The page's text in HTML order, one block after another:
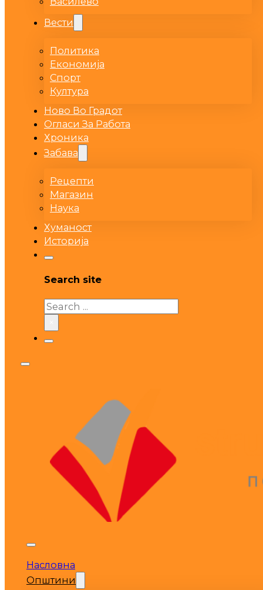
Вести
Политика
Економија
Спорт
Култура
Ново Во Градот
Огласи За Работа
Хроника
Забава
Рецепти
Магазин
Наука
Хуманост
Историја
Search site
Search
Насловна
Општини